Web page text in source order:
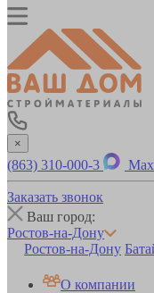
×
(863) 310-000-3 Max
Заказать звонок
Ваш город:
Ростов-на-Дону
Ростов-на-Дону
О компании